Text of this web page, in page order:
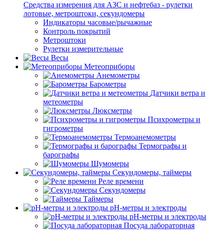
Средства измерения для АЗС и нефтебаз - рулетки
лотовые, метроштоки, секундомеры
Индикаторы часовые/рычажные
Контроль покрытий
Метроштоки
Рулетки измерительные
Весы
Метеоприборы
Анемометры
Барометры
Датчики ветра и
метеометры
Люксметры
Психрометры и
гигрометры
Термоанемометры
Термографы и
барографы
Шумомеры
Секундомеры, таймеры
Реле времени
Секундомеры
Таймеры
pH-метры и электроды
pH-метры и электроды
Посуда лабораторная